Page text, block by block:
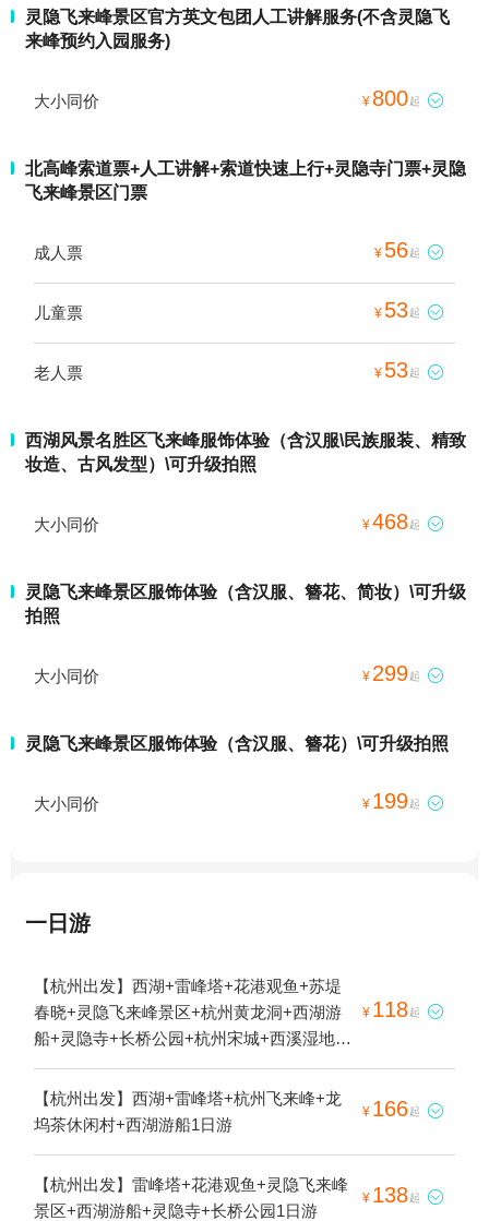
灵隐飞来峰景区官方英文包团人工讲解服务(不含灵隐飞
来峰预约入园服务)
大小同价 ¥ 800起 
北高峰索道票+人工讲解+索道快速上行+灵隐寺门票+灵隐
飞来峰景区门票
成人票 ¥ 56起 
儿童票 ¥ 53起 
老人票 ¥ 53起 
西湖风景名胜区飞来峰服饰体验（含汉服\民族服装、精致
妆造、古风发型）\可升级拍照
大小同价 ¥468起 
灵隐飞来峰景区服饰体验（含汉服、簪花、简妆）\可升级
拍照
大小同价 ¥ 299起 
灵隐飞来峰景区服饰体验（含汉服、簪花）\可升级拍照
大小同价 ¥ 199起 
一日游
【杭州出发】西湖+雷峰塔+花港观鱼+苏堤
春晓+灵隐飞来峰景区+杭州黄龙洞+西湖游
船+灵隐寺+长桥公园+杭州宋城+西溪湿地高
庄1日游
¥ 118起 
【杭州出发】西湖+雷峰塔+杭州飞来峰+龙
坞茶休闲村+西湖游船1日游
¥ 166起 
【杭州出发】雷峰塔+花港观鱼+灵隐飞来峰
景区+西湖游船+灵隐寺+长桥公园1日游
¥ 138起 